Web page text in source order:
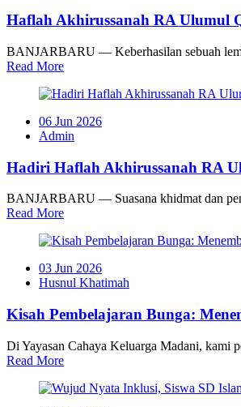
Haflah Akhirussanah RA Ulumul
BANJARBARU — Keberhasilan sebuah
Read More
06 Jun 2026
Admin
Hadiri Haflah Akhirussanah RA
BANJARBARU — Suasana khidmat dan
Read More
03 Jun 2026
Husnul Khatimah
Kisah Pembelajaran Bunga:
Di Yayasan Cahaya Keluarga Madani, kami
Read More